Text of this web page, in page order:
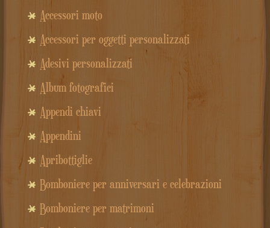
Accessori moto
Accessori per oggetti personalizzati
Adesivi personalizzati
Album fotografici
Appendi chiavi
Appendini
Apribottiglie
Bomboniere per anniversari e celebrazioni
Bomboniere per matrimoni